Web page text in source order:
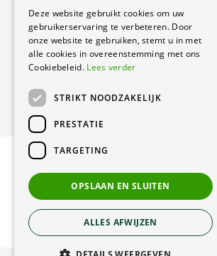
Industrieweg 22
5688 DP Oirschot
Nederland
T.0499 57 40 80
Privacy Statement
Green Solutions
Deze website gebruikt cookies om uw
gebruikerservaring te verbeteren. Door
onze website te gebruiken, stemt u in met
alle cookies in overeenstemming met ons
Cookiebeleid. Lees verder
STRIKT NOODZAKELIJK
PRESTATIE
TARGETING
OPSLAAN EN SLUITEN
ALLES AFWIJZEN